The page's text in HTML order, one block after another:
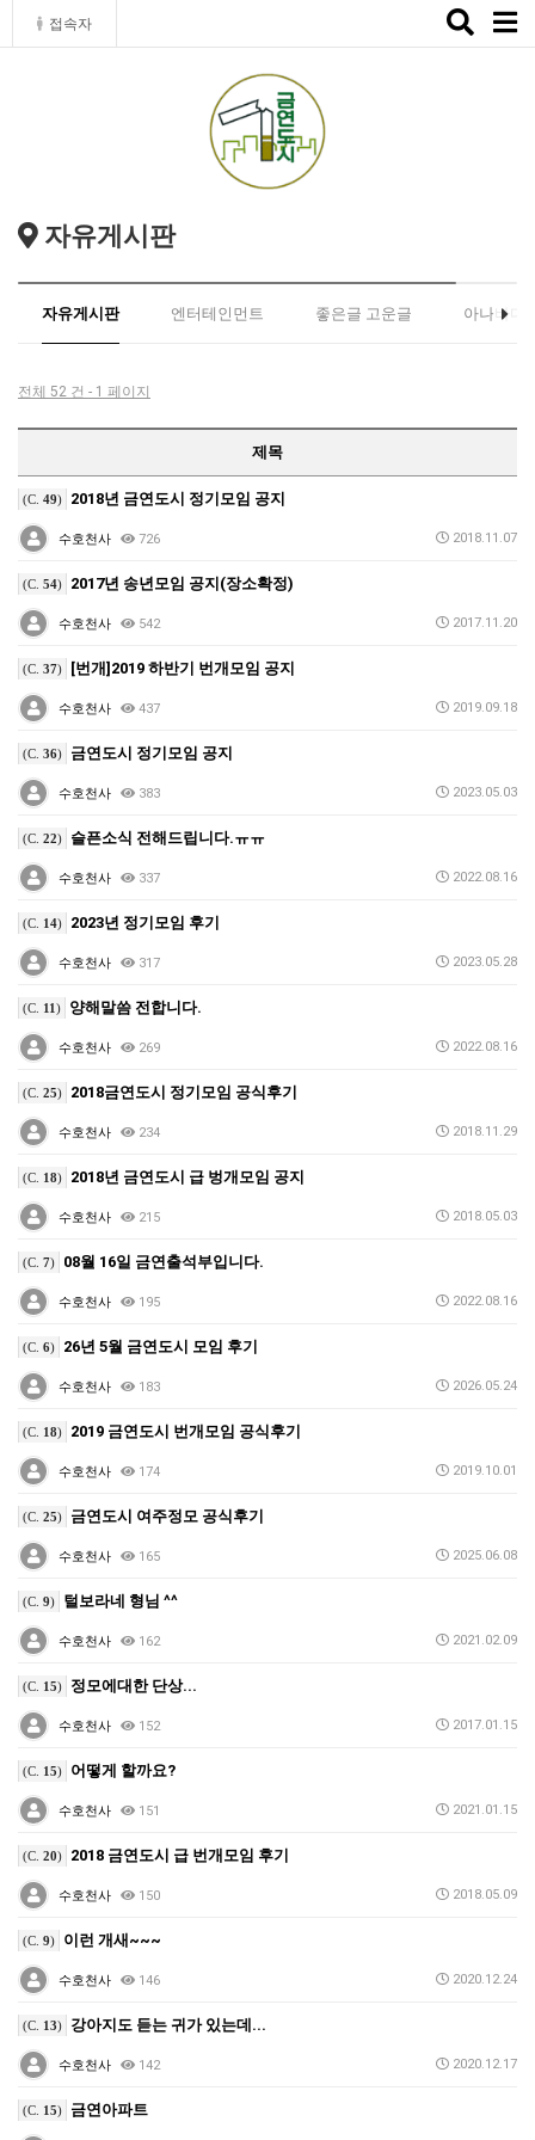
접속자
Toggle
자유게시판
자유게시판 엔터테인먼트 좋은글 고운글 아나바다
전체 52 건 - 1 페이지
제목
(C. 49) 2018년 금연도시 정기모임 공지
수호천사 726 2018.11.07
(C. 54) 2017년 송년모임 공지(장소확정)
수호천사 542 2017.11.20
(C. 37) [번개]2019 하반기 번개모임 공지
수호천사 437 2019.09.18
(C. 36) 금연도시 정기모임 공지
수호천사 383 2023.05.03
(C. 22) 슬픈소식 전해드립니다.ㅠㅠ
수호천사 337 2022.08.16
(C. 14) 2023년 정기모임 후기
수호천사 317 2023.05.28
(C. 11) 양해말씀 전합니다.
수호천사 269 2022.08.16
(C. 25) 2018금연도시 정기모임 공식후기
수호천사 234 2018.11.29
(C. 18) 2018년 금연도시 급 벙개모임 공지
수호천사 215 2018.05.03
(C. 7) 08월 16일 금연출석부입니다.
수호천사 195 2022.08.16
(C. 6) 26년 5월 금연도시 모임 후기
수호천사 183 2026.05.24
(C. 18) 2019 금연도시 번개모임 공식후기
수호천사 174 2019.10.01
(C. 25) 금연도시 여주정모 공식후기
수호천사 165 2025.06.08
(C. 9) 털보라네 형님 ^^
수호천사 162 2021.02.09
(C. 15) 정모에대한 단상...
수호천사 152 2017.01.15
(C. 15) 어떻게 할까요?
수호천사 151 2021.01.15
(C. 20) 2018 금연도시 급 번개모임 후기
수호천사 150 2018.05.09
(C. 9) 이런 개새~~~
수호천사 146 2020.12.24
(C. 13) 강아지도 듣는 귀가 있는데...
수호천사 142 2020.12.17
(C. 15) 금연아파트